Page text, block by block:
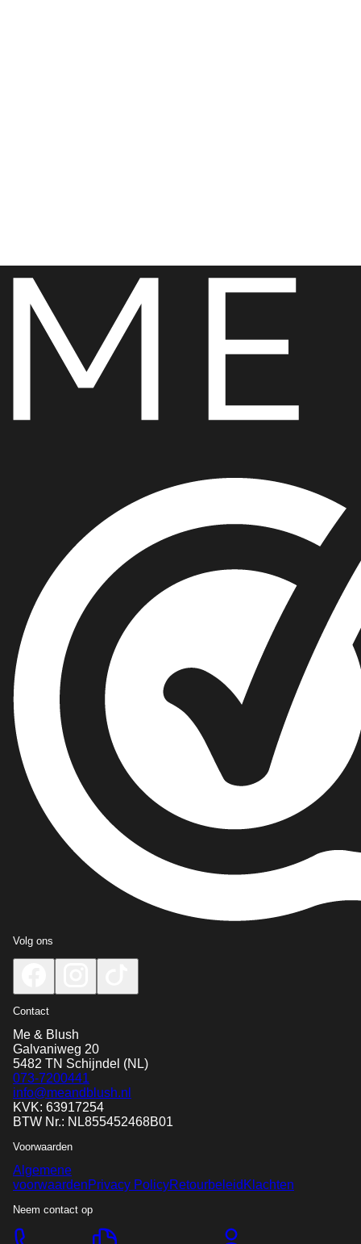
Volg ons
Contact
Me & Blush
Galvaniweg 20
5482 TN Schijndel (NL)
073-7200441
info@meandblush.nl
KVK: 63917254
BTW Nr.: NL855452468B01
Voorwaarden
Algemene
voorwaardenPrivacy PolicyRetourbeleid Klachten
Neem contact op